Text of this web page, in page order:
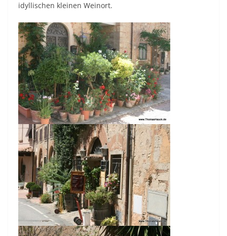
idyllischen kleinen Weinort.